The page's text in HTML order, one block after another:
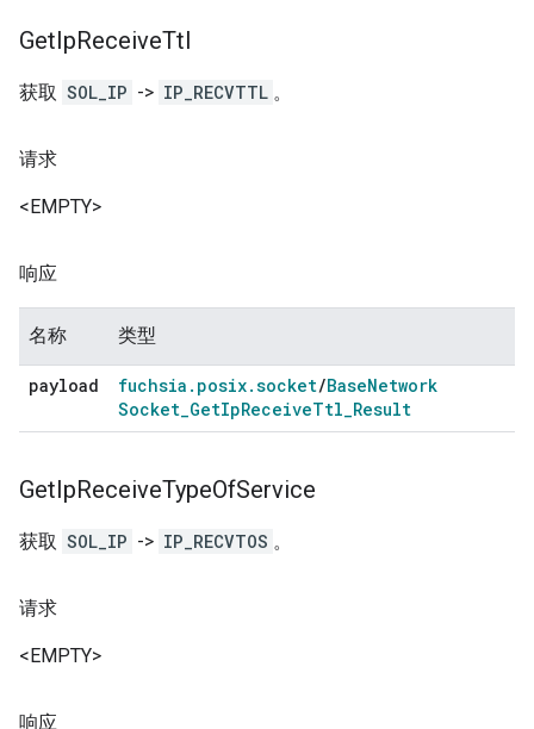
GetIpReceiveTtl
获取 SOL_IP -> IP_RECVTTL 。
请求
<EMPTY>
响应
名称 类型
payload fuchsia . posix.socket/BaseNetwork
Socket_GetIpReceiveTtl_Result
GetIpReceiveTypeOfService
获取 SOL_IP -> IP_RECVTOS 。
请求
<EMPTY>
响应